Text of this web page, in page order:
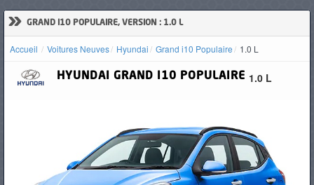
» GRAND I10 POPULAIRE, VERSION : 1.0 L
Accueil Voitures Neuves Hyundai Grand i10 Populaire 1.0 L
HYUNDAI GRAND I10 POPULAIRE 1.0 L
D'OCCASION